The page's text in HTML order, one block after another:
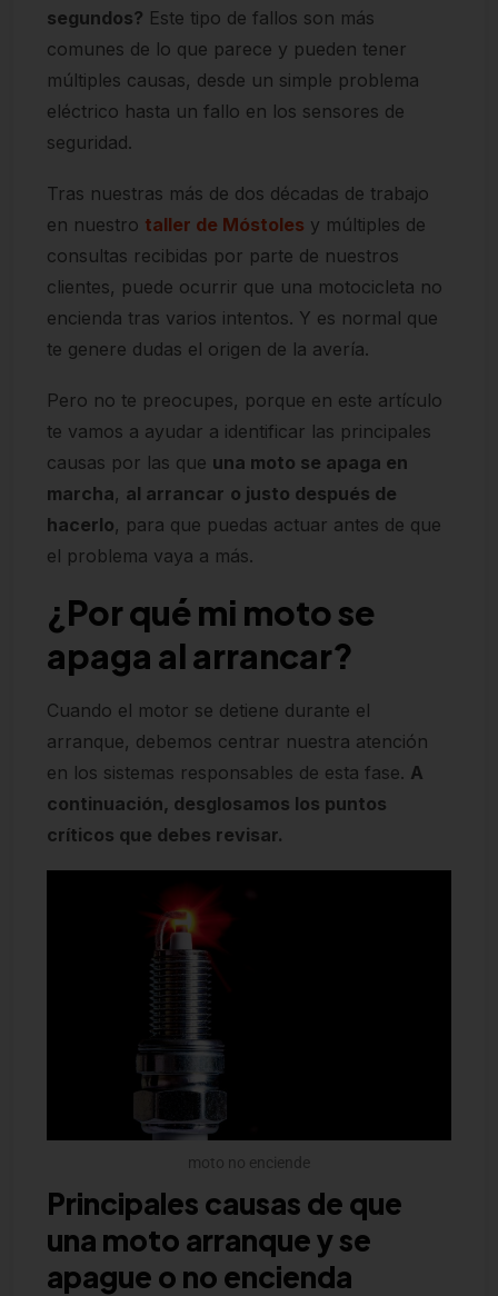
segundos? Este tipo de fallos son más
comunes de lo que parece y pueden tener
múltiples causas, desde un simple problema
eléctrico hasta un fallo en los sensores de
seguridad.
Tras nuestras más de dos décadas de trabajo
en nuestro taller de Móstoles y múltiples de
consultas recibidas por parte de nuestros
clientes, puede ocurrir que una motocicleta no
encienda tras varios intentos. Y es normal que
te genere dudas el origen de la avería.
Pero no te preocupes, porque en este artículo
te vamos a ayudar a identificar las principales
causas por las que una moto se apaga en
marcha, al arrancar o justo después de
hacerlo, para que puedas actuar antes de que
el problema vaya a más.
¿Por qué mi moto se
apaga al arrancar?
Cuando el motor se detiene durante el
arranque, debemos centrar nuestra atención
en los sistemas responsables de esta fase. A
continuación, desglosamos los puntos
críticos que debes revisar.
moto no enciende
Principales causas de que
una moto arranque y se
apague o no encienda